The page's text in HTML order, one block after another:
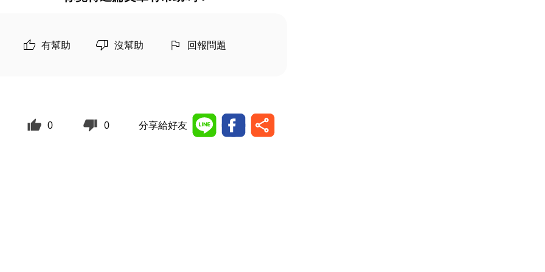
有幫助 沒幫助 回報問題
0 0 分享給好友